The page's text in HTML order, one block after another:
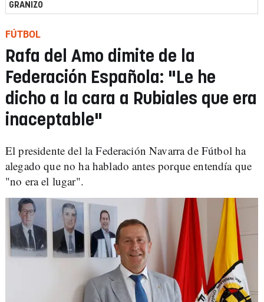
GRANIZO
FÚTBOL
Rafa del Amo dimite de la
Federación Española: "Le he
dicho a la cara a Rubiales que era
inaceptable"
El presidente del la Federación Navarra de Fútbol ha
alegado que no ha hablado antes porque entendía que
"no era el lugar".